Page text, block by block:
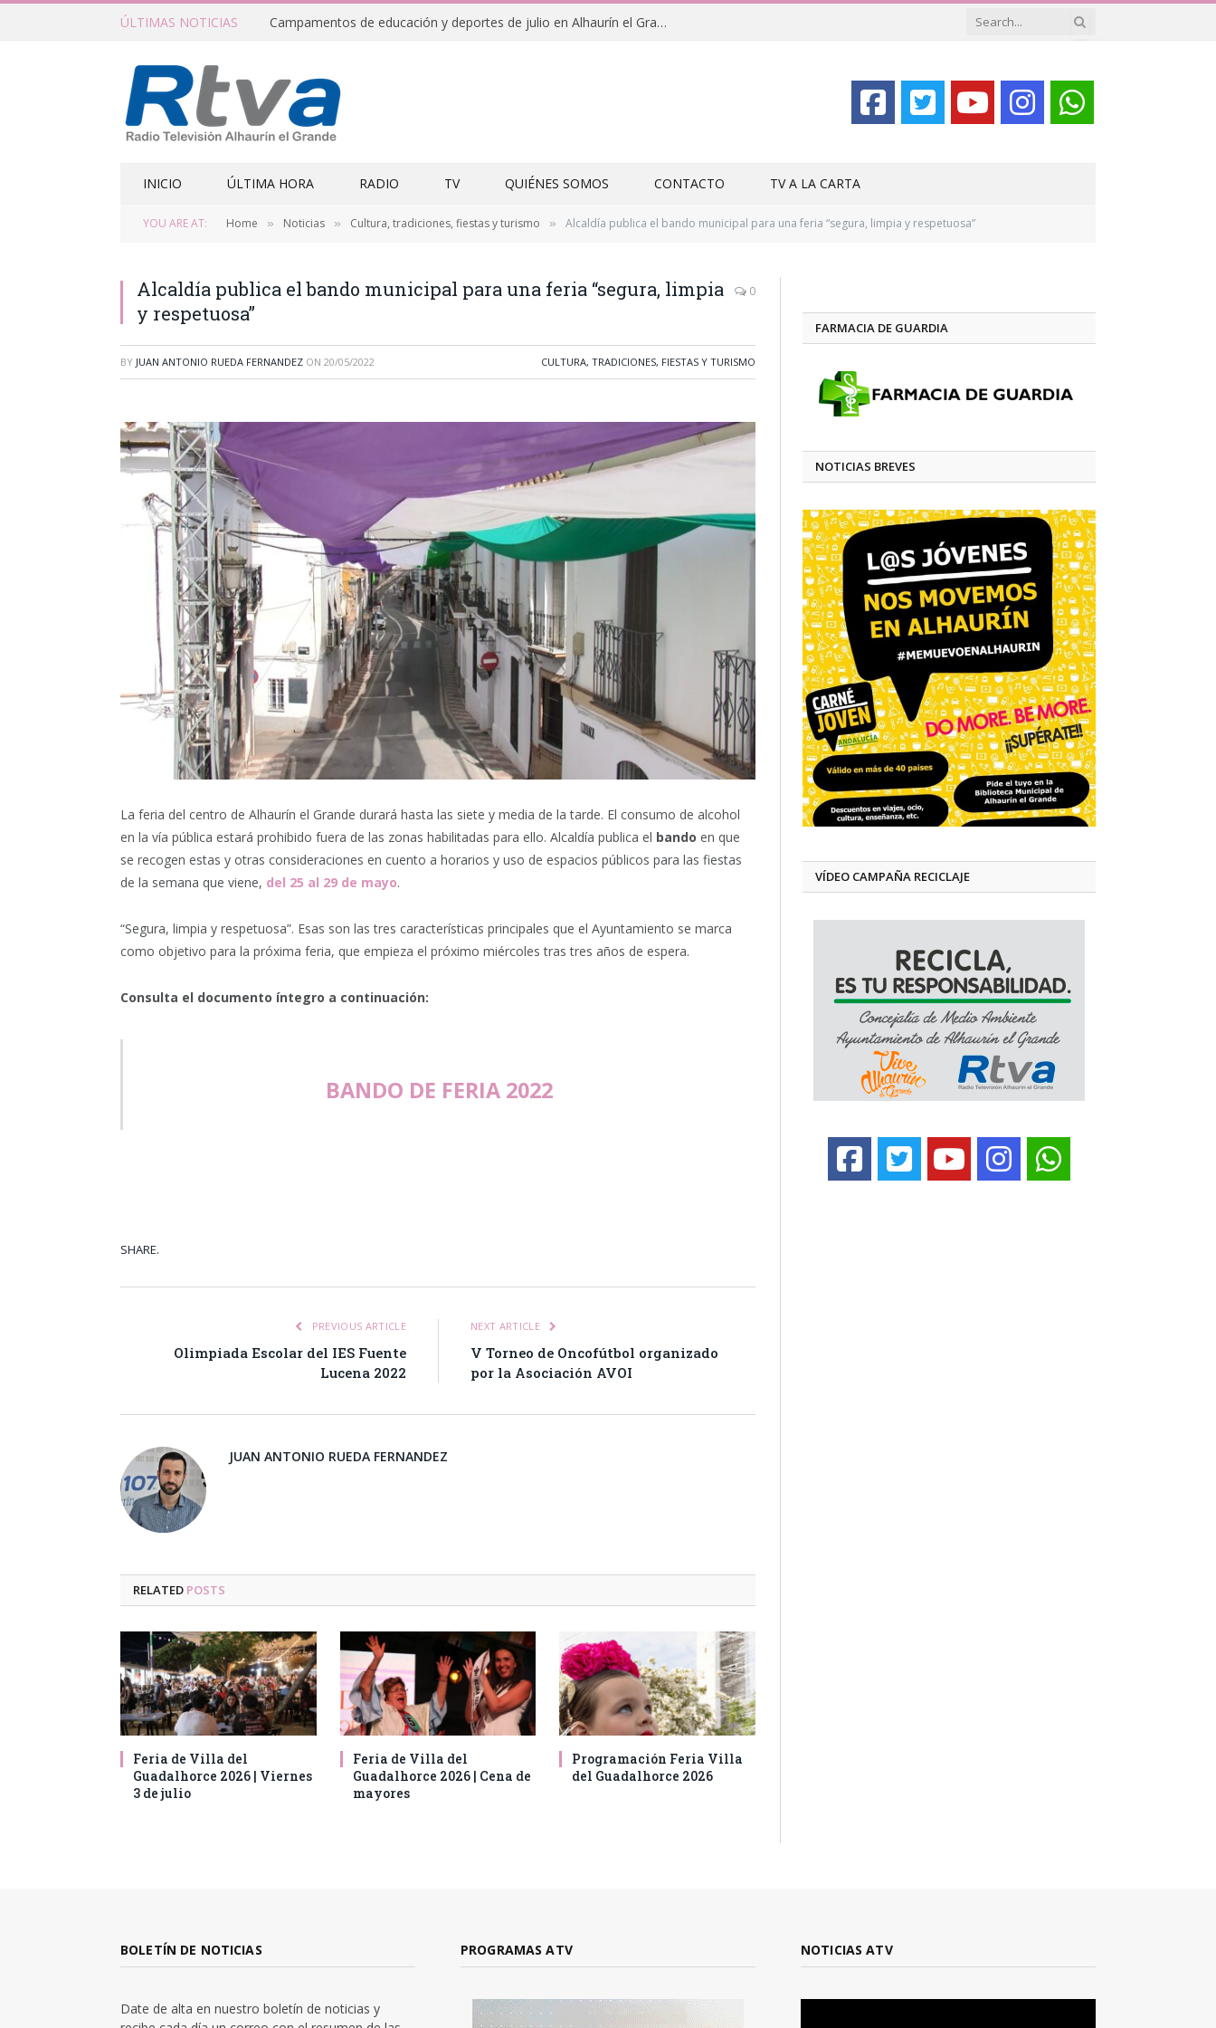
ÚLTIMAS NOTICIAS Campamentos de educación y deportes de julio en Alhaurín el Grande y Villa del Guadalhorce
INICIO ÚLTIMA HORA RADIO TV QUIÉNES SOMOS CONTACTO TV A LA CARTA
YOU ARE AT: Home » Noticias » Cultura, tradiciones, fiestas y turismo » Alcaldía publica el bando municipal para una feria “segura, limpia y respetuosa”
Alcaldía publica el bando municipal para una feria “segura, limpia
y respetuosa”
0
BY JUAN ANTONIO RUEDA FERNANDEZ ON 20/05/2022 CULTURA, TRADICIONES, FIESTAS Y TURISMO
La feria del centro de Alhaurín el Grande durará hasta las siete y media de la tarde. El consumo de alcohol
en la vía pública estará prohibido fuera de las zonas habilitadas para ello. Alcaldía publica el bando en que
se recogen estas y otras consideraciones en cuento a horarios y uso de espacios públicos para las fiestas
de la semana que viene, del 25 al 29 de mayo.
“Segura, limpia y respetuosa”. Esas son las tres características principales que el Ayuntamiento se marca
como objetivo para la próxima feria, que empieza el próximo miércoles tras tres años de espera.
Consulta el documento íntegro a continuación:
BANDO DE FERIA 2022
SHARE.
PREVIOUS ARTICLE
Olimpiada Escolar del IES Fuente
Lucena 2022
NEXT ARTICLE
V Torneo de Oncofútbol organizado
por la Asociación AVOI
JUAN ANTONIO RUEDA FERNANDEZ
RELATED POSTS
Feria de Villa del
Guadalhorce 2026 | Viernes
3 de julio
Feria de Villa del
Guadalhorce 2026 | Cena de
mayores
Programación Feria Villa
del Guadalhorce 2026
FARMACIA DE GUARDIA
NOTICIAS BREVES
VÍDEO CAMPAÑA RECICLAJE
BOLETÍN DE NOTICIAS
Date de alta en nuestro boletín de noticias y
PROGRAMAS ATV NOTICIAS ATV